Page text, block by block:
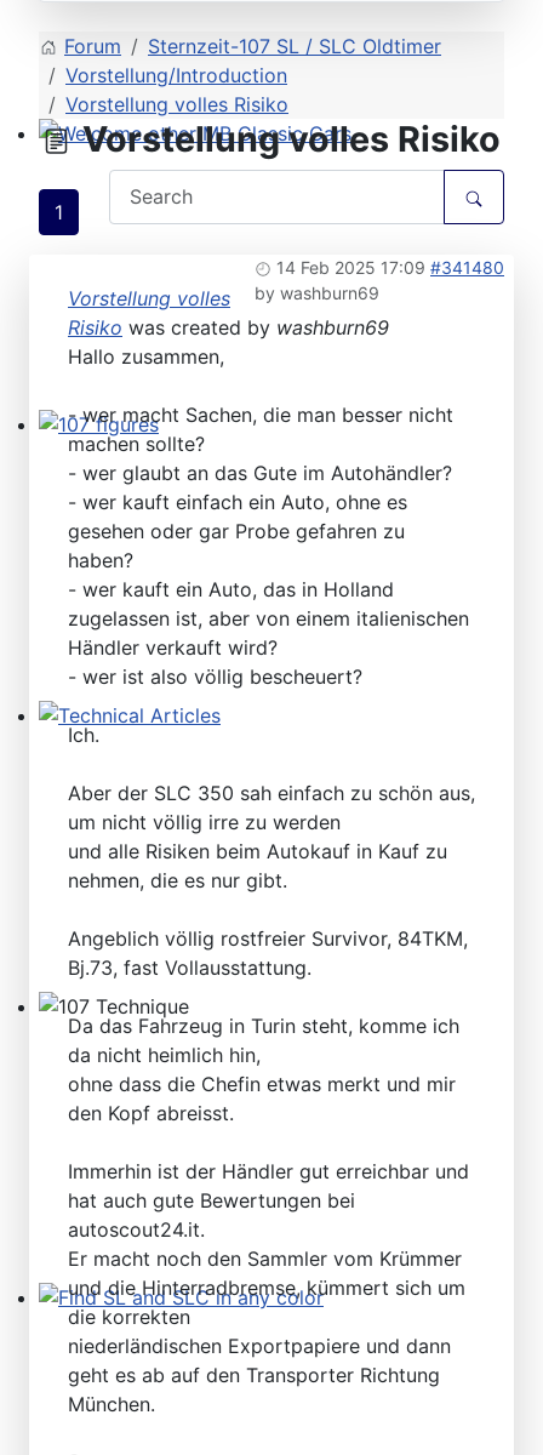
Welcome other MB Classic Cars
107 figures
Technical Articles
107 Technique
Find SL and SLC in any color
Forum
Sternzeit-107 SL / SLC Oldtimer
Vorstellung/Introduction
Vorstellung volles Risiko
Vorstellung volles Risiko
1
14 Feb 2025 17:09 #341480
by washburn69
Vorstellung volles
Risiko was created by washburn69
Hallo zusammen,
- wer macht Sachen, die man besser nicht
machen sollte?
- wer glaubt an das Gute im Autohändler?
- wer kauft einfach ein Auto, ohne es
gesehen oder gar Probe gefahren zu
haben?
- wer kauft ein Auto, das in Holland
zugelassen ist, aber von einem italienischen
Händler verkauft wird?
- wer ist also völlig bescheuert?
Ich.
Aber der SLC 350 sah einfach zu schön aus,
um nicht völlig irre zu werden
und alle Risiken beim Autokauf in Kauf zu
nehmen, die es nur gibt.
Angeblich völlig rostfreier Survivor, 84TKM,
Bj.73, fast Vollausstattung.
Da das Fahrzeug in Turin steht, komme ich
da nicht heimlich hin,
ohne dass die Chefin etwas merkt und mir
den Kopf abreisst.
Immerhin ist der Händler gut erreichbar und
hat auch gute Bewertungen bei
autoscout24.it.
Er macht noch den Sammler vom Krümmer
und die Hinterradbremse, kümmert sich um
die korrekten
niederländischen Exportpapiere und dann
geht es ab auf den Transporter Richtung
München.